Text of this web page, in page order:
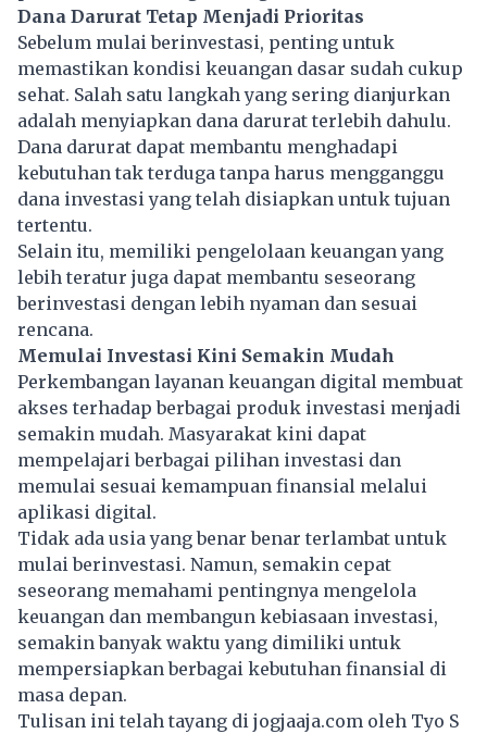
Dana Darurat Tetap Menjadi Prioritas
Sebelum mulai berinvestasi, penting untuk
memastikan kondisi keuangan dasar sudah cukup
sehat. Salah satu langkah yang sering dianjurkan
adalah menyiapkan dana darurat terlebih dahulu.
Dana darurat dapat membantu menghadapi
kebutuhan tak terduga tanpa harus mengganggu
dana investasi yang telah disiapkan untuk tujuan
tertentu.
Selain itu, memiliki pengelolaan keuangan yang
lebih teratur juga dapat membantu seseorang
berinvestasi dengan lebih nyaman dan sesuai
rencana.
Memulai Investasi Kini Semakin Mudah
Perkembangan layanan keuangan digital membuat
akses terhadap berbagai produk investasi menjadi
semakin mudah. Masyarakat kini dapat
mempelajari berbagai pilihan investasi dan
memulai sesuai kemampuan finansial melalui
aplikasi digital.
Tidak ada usia yang benar benar terlambat untuk
mulai berinvestasi. Namun, semakin cepat
seseorang memahami pentingnya mengelola
keuangan dan membangun kebiasaan investasi,
semakin banyak waktu yang dimiliki untuk
mempersiapkan berbagai kebutuhan finansial di
masa depan.
Tulisan ini telah tayang di jogjaaja.com oleh Tyo S